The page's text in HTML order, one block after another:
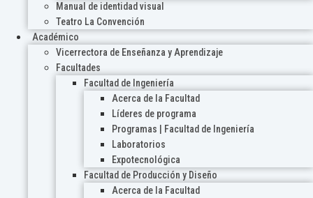
Manual de identidad visual
Teatro La Convención
Académico
Vicerrectora de Enseñanza y Aprendizaje
Facultades
Facultad de Ingeniería
Acerca de la Facultad
Líderes de programa
Programas | Facultad de Ingeniería
Laboratorios
Expotecnológica
Facultad de Producción y Diseño
Acerca de la Facultad